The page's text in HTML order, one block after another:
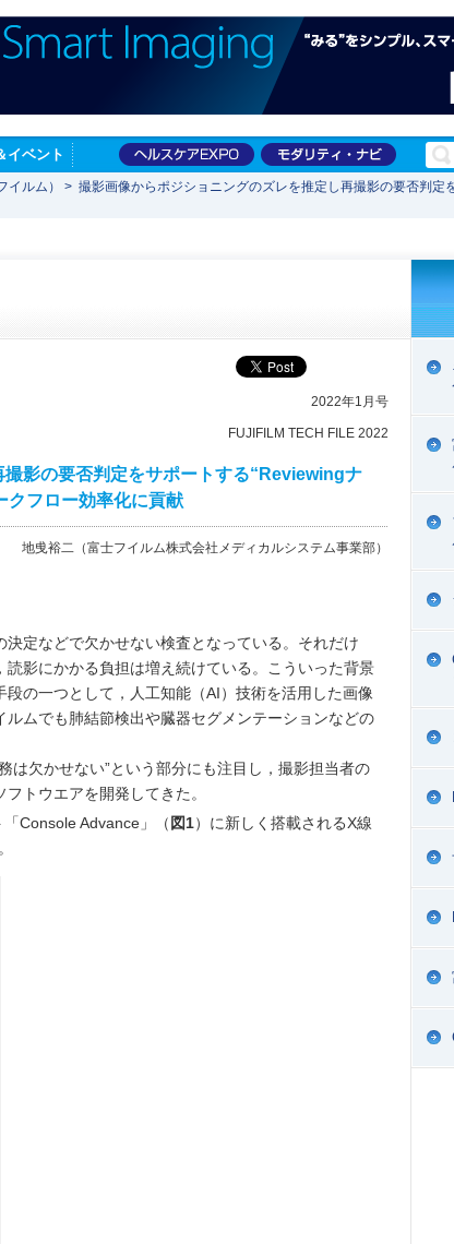
イベント
イルム） > 撮影画像からポジショニングのズレを推定し再撮影の要否判
2022年1月号
FUJIFILM TECH FILE 2022
影の要否判定をサポートする“Reviewingナ
フロー効率化に貢献
地曵裕二（富士フイルム株式会社メディカルシステム事業部）
定などで欠かせない検査となっている。それだけ
影にかかる負担は増え続けている。こういった背景
の一つとして，人工知能（AI）技術を活用した画像
ムでも肺結節検出や臓器セグメンテーションなどの
は欠かせない”という部分にも注目し，撮影担当者の
トウエアを開発してきた。
Console Advance」（ 図1）に新しく搭載されるX線